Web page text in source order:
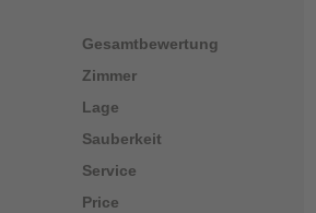
Gesamtbewertung
Zimmer
Lage
Sauberkeit
Service
Price